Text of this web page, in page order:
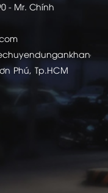
- Mr. Chính
Phú, Tp.HCM